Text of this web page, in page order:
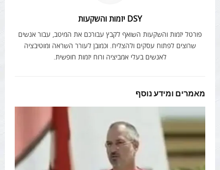
DSY יזמות והשקעות
פורטל יזמות והשקעות השואף לקבץ עבורכם את המיטב, עבור אנשים
שרוצים לפתוח עסקים ולהצליח. וכמובן לעורר השראה ומוטיבציה
לאנשים בעלי אמביציה ורוח יזמות חופשית.
מאמרים ומידע נוסף